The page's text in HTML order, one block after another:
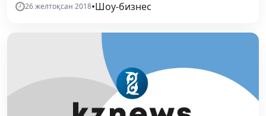
26 желтоқсан 2018•Шоу-бизнес